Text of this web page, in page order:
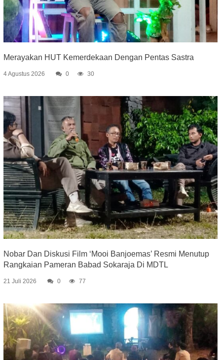
Merayakan HUT Kemerdekaan Dengan Pentas Sastra
4 Agustus 2026 0 30
Nobar Dan Diskusi Film ‘Mooi Banjoemas’ Resmi Menutup
Rangkaian Pameran Babad Sokaraja Di MDTL
21 Juli 2026 0 77